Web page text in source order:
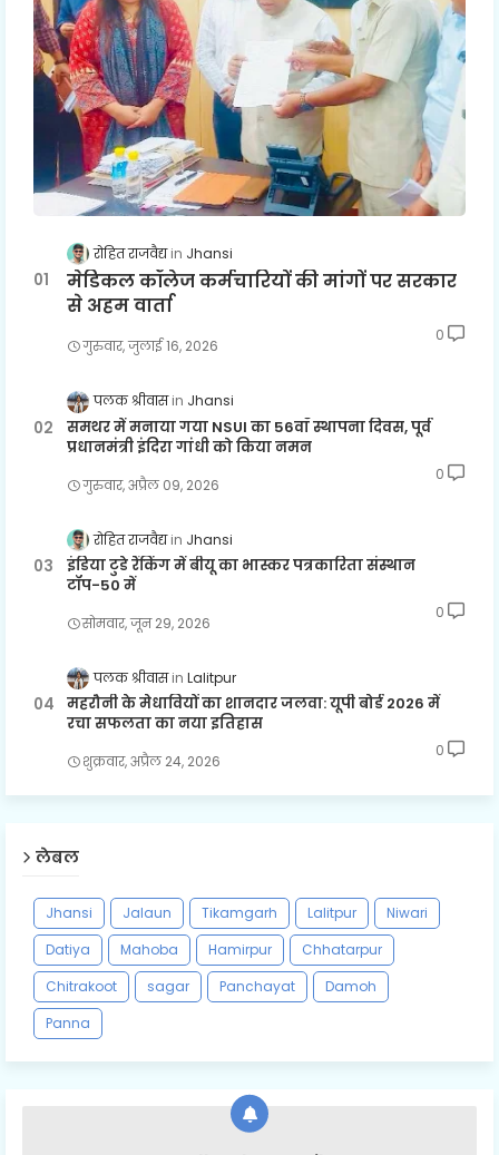
रोहित राजवैद्य Jhansi
मेडिकल कॉलेज कर्मचारियों की मांगों पर सरकार
से अहम वार्ता
गुरुवार, जुलाई 16, 2026
0
पलक श्रीवास Jhansi
समथर में मनाया गया NSUI का 56वाँ स्थापना दिवस, पूर्व
प्रधानमंत्री इंदिरा गांधी को किया नमन
गुरुवार, अप्रैल 09, 2026
0
रोहित राजवैद्य Jhansi
इंडिया टुडे रैंकिंग में बीयू का भास्कर पत्रकारिता संस्थान
टॉप-50 में
सोमवार, जून 29, 2026
0
पलक श्रीवास Lalitpur
महरौनी के मेधावियों का शानदार जलवा: यूपी बोर्ड 2026 में
रचा सफलता का नया इतिहास
शुक्रवार, अप्रैल 24, 2026
0
लेबल
Jhansi Jalaun Tikamgarh Lalitpur
Niwari
Datiya
Mahoba Hamirpur
Chhatarpur
Chitrakoot
sagar Panchayat
Damoh
Panna